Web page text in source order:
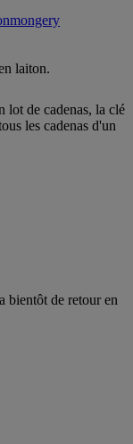
laiton.
lot de cadenas, la clé
les cadenas d'un
bientôt de retour en